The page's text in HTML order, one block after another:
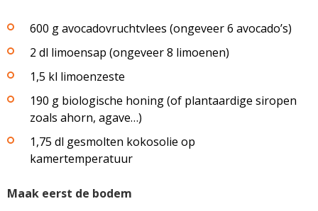
600 g avocadovruchtvlees (ongeveer 6 avocado’s)
2 dl limoensap (ongeveer 8 limoenen)
1,5 kl limoenzeste
190 g biologische honing (of plantaardige siropen
zoals ahorn, agave…)
1,75 dl gesmolten kokosolie op
kamertemperatuur
Maak eerst de bodem